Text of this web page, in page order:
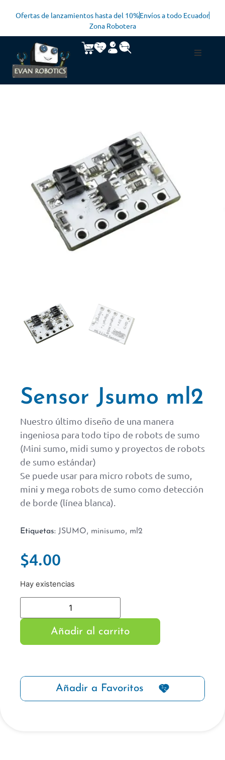
Ofertas de lanzamientos hasta del 10%Envíos a todo Ecuador
Zona Robotera
Sensor Jsumo ml2
Nuestro último diseño de una manera
ingeniosa para todo tipo de robots de sumo
(Mini sumo, midi sumo y proyectos de robots
de sumo estándar)
Se puede usar para micro robots de sumo,
mini y mega robots de sumo como detección
de borde (línea blanca).
Etiquetas: JSUMO, minisumo, ml2
$4.00
Hay existencias
Añadir al carrito
Añadir a Favoritos